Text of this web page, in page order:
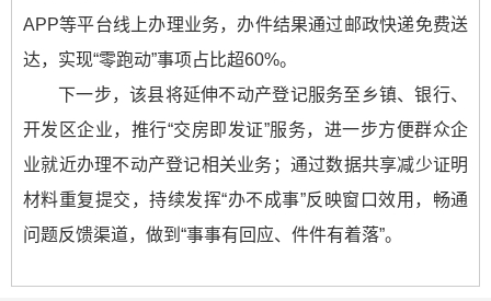
APP等平台线上办理业务，办件结果通过邮政快递免费送
达，实现“零跑动”事项占比超60%。
下一步，该县将延伸不动产登记服务至乡镇、银行、
开发区企业，推行“交房即发证”服务，进一步方便群众企
业就近办理不动产登记相关业务；通过数据共享减少证明
材料重复提交，持续发挥“办不成事”反映窗口效用，畅通
问题反馈渠道，做到“事事有回应、件件有着落”。